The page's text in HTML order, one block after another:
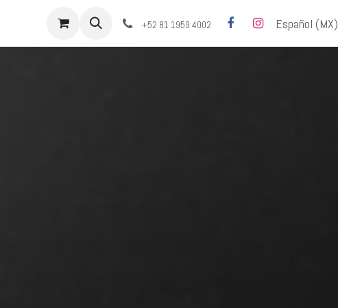
Cita Contáctenos+52 81 1959 4002 Español (MX)